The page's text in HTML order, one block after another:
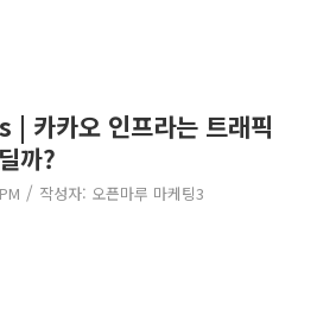
카카오 인프라는 트래픽
까?
/ 작성자: 오픈마루 마케팅3